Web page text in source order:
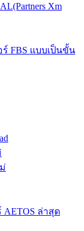
Xm
FBS แบบเป็นขั้น
ล่าสุด